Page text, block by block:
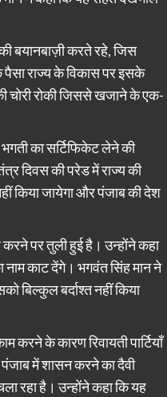
बयानबाज़ी करते रहे, जिस
पैसा राज्य के विकास पर इसके
चोरी रोकी जिससे खजाने के एक-
का सर्टिफिकेट लेने की
दिवस की परेड में राज्य की
किया जायेगा और पंजाब की देश
करने पर तुली हुई है। उन्होंने कहा
नाम काट देंगे। भगवंत सिंह मान ने
बिल्कुल बर्दाश्त नहीं किया
करने के कारण रिवायती पार्टियाँ
में शासन करने का दैवी
रहा है। उन्होंने कहा कि यह